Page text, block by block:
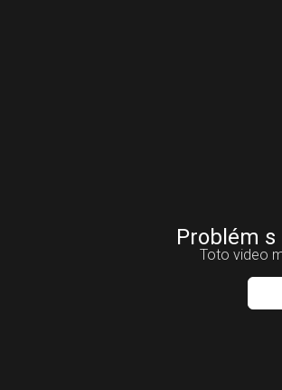
Problém
Toto video